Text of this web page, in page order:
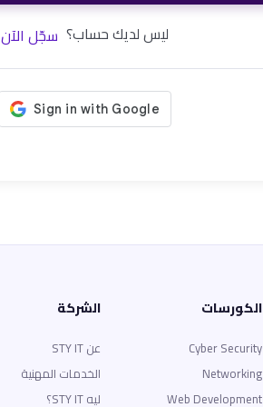
ليس لديك حساب؟ سجّل الآن
الكورسات
Cyber Security
Networking
Web Development
الشركة
عن STY IT
الخدمات المهنية
ليه STY IT؟